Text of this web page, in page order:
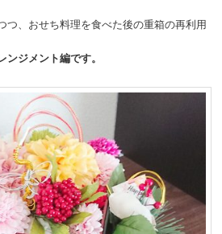
つ、おせち料理を食べた後の重箱の再利用
ジメント編です。